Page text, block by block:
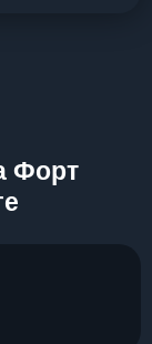
Форт